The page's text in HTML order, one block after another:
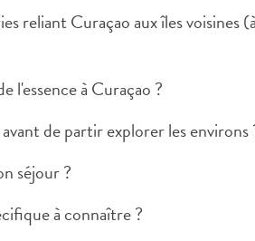
reliant Curaçao aux îles voisines
l'essence à Curaçao ?
de partir explorer les environs
séjour ?
à connaître ?